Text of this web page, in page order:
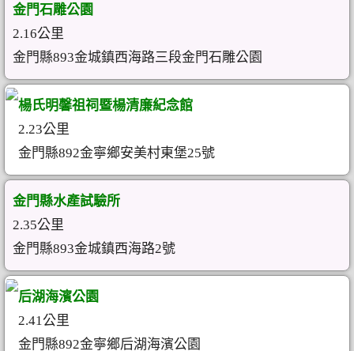
金門石雕公園
2.16公里
金門縣893金城鎮西海路三段金門石雕公園
楊氏明馨祖祠暨楊清廉紀念館
2.23公里
金門縣892金寧鄉安美村東堡25號
金門縣水產試驗所
2.35公里
金門縣893金城鎮西海路2號
后湖海濱公園
2.41公里
金門縣892金寧鄉后湖海濱公園